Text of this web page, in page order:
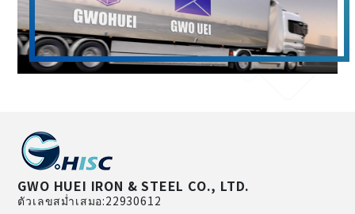
GWO HUEI IRON & STEEL CO., LTD.
ตัวเลขสม่ำเสมอ:22930612